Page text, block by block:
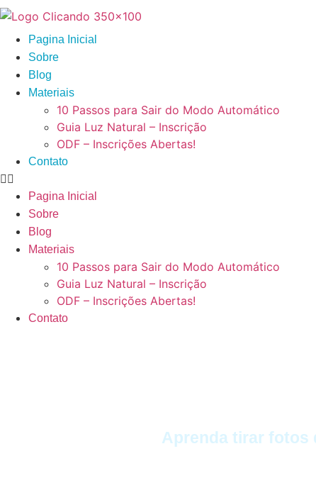
Ir
para
conteúdo
Pagina Inicial
Sobre
Blog
Materiais
10 Passos para Sair do Modo Automático
Guia Luz Natural – Inscrição
ODF – Inscrições Abertas!
Contato
Pagina Inicial
Sobre
Blog
Materiais
10 Passos para Sair do Modo Automático
Guia Luz Natural – Inscrição
ODF – Inscrições Abertas!
Contato
Aprenda tirar fotos